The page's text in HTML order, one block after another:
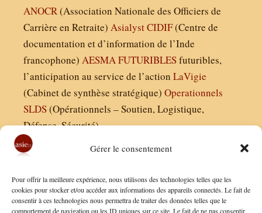
Gérer le consentement
Pour offrir la meilleure expérience, nous utilisons des technologies telles que les
cookies pour stocker et/ou accéder aux informations des appareils connectés. Le fait de
consentir à ces technologies nous permettra de traiter des données telles que le
comportement de navigation ou les ID uniques sur ce site. Le fait de ne pas consentir
ANOCR (Association Nationale des Officiers de
Carrière en Retraite) AsialystCIDIF(Centre de
documentation et d’information de l’Inde
francophone) AESMA FUTURIBLESfuturibles,
l’anticipation au service de l’action LaVigie
(Cabinet de synthèse stratégique) Operationnels
SLDS(Opérationnels – Soutien, Logistique,
Défense, Sécurité)
Finaldées EURL
Siège social : 13 avenue Boudon, 75016, Paris